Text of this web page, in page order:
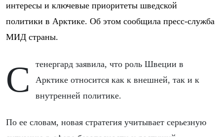
интересы и ключевые приоритеты шведской
политики в Арктике. Об этом сообщила пресс-служба
МИД страны.
Стенергард заявила, что роль Швеции в
Арктике относится как к внешней, так и к
внутренней политике.
По ее словам, новая стратегия учитывает серьезную